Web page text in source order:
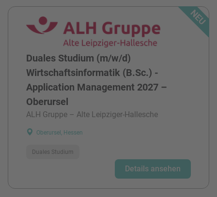
Duales Studium (m/w/d)
Wirtschaftsinformatik (B.Sc.) -
Application Management 2027 –
Oberursel
ALH Gruppe – Alte Leipziger-Hallesche
Oberursel, Hessen
Duales Studium
Details ansehen